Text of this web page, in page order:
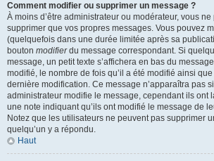
Comment modifier ou supprimer un message ?
À moins d’être administrateur ou modérateur, vous
supprimer que vos propres messages. Vous pouvez
(quelquefois dans une durée limitée après sa
bouton modifierdu message correspondant. Si
message, un petit texte s’affichera en bas du
modifié, le nombre de fois qu’il a été modifié ainsi
dernière modification. Ce message n’apparaîtra pas
administrateur modifie le message, cependant ils ont
une note indiquant qu’ils ont modifié le message de
Notez que les utilisateurs ne peuvent pas supprimer
quelqu’un y a répondu.
Haut